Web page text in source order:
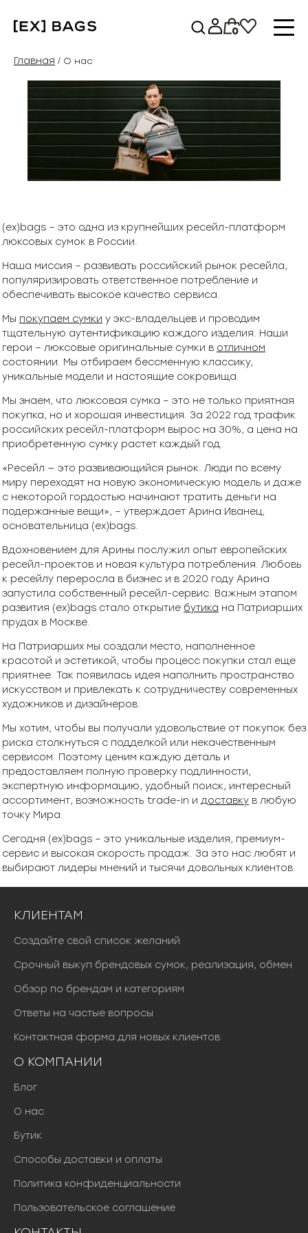
содержимому
0
Главная / О нас
(ex)bags – это одна из крупнейших ресейл-платформ
люксовых сумок в России.
Наша миссия – развивать российский рынок ресейла,
популяризировать ответственное потребление и
обеспечивать высокое качество сервиса.
Мы покупаем сумки у экс-владельцев и проводим
тщательную аутентификацию каждого изделия. Наши
герои – люксовые оригинальные сумки в отличном
состоянии. Мы отбираем бессменную классику,
уникальные модели и настоящие сокровища.
Мы знаем, что люксовая сумка – это не только приятная
покупка, но и хорошая инвестиция. За 2022 год трафик
российских ресейл-платформ вырос на 30%, а цена на
приобретенную сумку растет каждый год.
«Ресейл — это развивающийся рынок. Люди по всему
миру переходят на новую экономическую модель и даже
с некоторой гордостью начинают тратить деньги на
подержанные вещи», – утверждает Арина Иванец,
основательница (ex)bags.
Вдохновением для Арины послужил опыт европейских
ресейл-проектов и новая культура потребления. Любовь
к ресейлу переросла в бизнес и в 2020 году Арина
запустила собственный ресейл-сервис. Важным этапом
развития (ex)bags стало открытие бутика на Патриарших
прудах в Москве.
На Патриарших мы создали место, наполненное
красотой и эстетикой, чтобы процесс покупки стал еще
приятнее. Так появилась идея наполнить пространство
искусством и привлекать к сотрудничеству современных
художников и дизайнеров.
Мы хотим, чтобы вы получали удовольствие от покупок без
риска столкнуться с подделкой или некачественным
сервисом. Поэтому ценим каждую деталь и
предоставляем полную проверку подлинности,
экспертную информацию, удобный поиск, интересный
ассортимент, возможность trade-in и доставку в любую
точку Мира.
Сегодня (ex)bags – это уникальные изделия, премиум-
сервис и высокая скорость продаж. За это нас любят и
выбирают лидеры мнений и тысячи довольных клиентов.
КЛИЕНТАМ
Создайте свой список желаний
Срочный выкуп брендовых сумок, реализация, обмен
Обзор по брендам и категориям
Ответы на частые вопросы
Контактная форма для новых клиентов
О КОМПАНИИ
Блог
О нас
Бутик
Способы доставки и оплаты
Политика конфиденциальности
Пользовательское соглашение